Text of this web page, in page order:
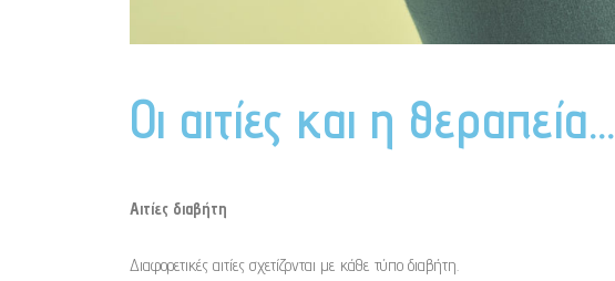
Οι αιτίες και η θεραπεία...
Αιτίες διαβήτη
Διαφορετικές αιτίες σχετίζονται με κάθε τύπο διαβήτη.